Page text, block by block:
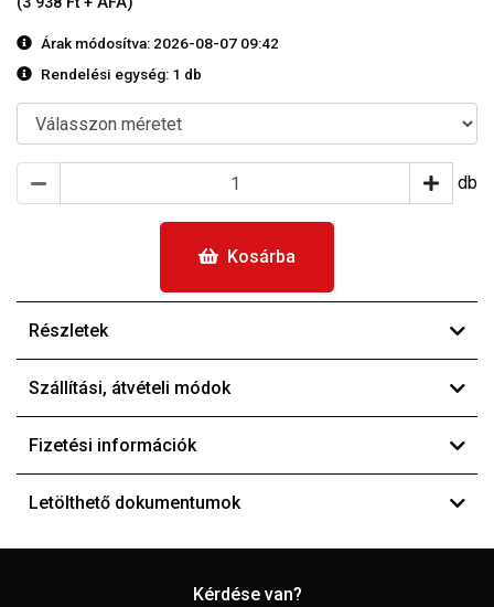
Árak módosítva: 2026-08-07 09:42
Rendelési egység: 1 db
db
Kosárba
Részletek
Szállítási, átvételi módok
Fizetési információk
Letölthető dokumentumok
Kérdése van?